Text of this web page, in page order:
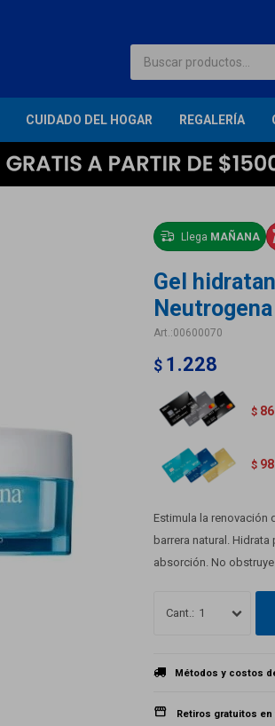
CUIDADO DEL HOGAR REGALERÍA
Llega MAÑANA
Gel
00600070
$ 1.228
$
$
Estimula la renovación
barrera natural.
absorción. No
1
Métodos y costos
Retiros gratuitos en